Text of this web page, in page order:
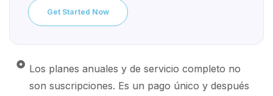
Get Started Now
Los planes anuales y de servicio completo no
son suscripciones. Es un pago único y después